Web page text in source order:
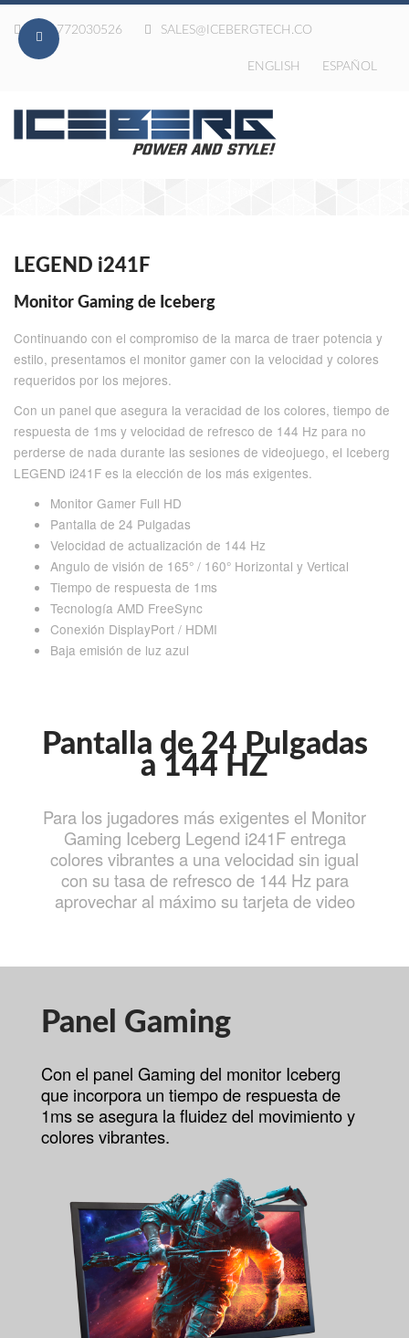
020-772030526 SALES@ICEBERGTECH.CO
ENGLISH ESPAÑOL
LEGEND i241F
Monitor Gaming de Iceberg
Continuando con el compromiso de la marca de traer potencia y
estilo, presentamos el monitor gamer con la velocidad y colores
requeridos por los mejores.
Con un panel que asegura la veracidad de los colores, tiempo de
respuesta de 1ms y velocidad de refresco de 144 Hz para no
perderse de nada durante las sesiones de videojuego, el Iceberg
LEGEND i241F es la elección de los más exigentes.
Monitor Gamer Full HD
Pantalla de 24 Pulgadas
Velocidad de actualización de 144 Hz
Angulo de visión de 165° / 160° Horizontal y Vertical
Tiempo de respuesta de 1ms
Tecnología AMD FreeSync
Conexión DisplayPort / HDMI
Baja emisión de luz azul
Pantalla de 24 Pulgadas
a 144 HZ
Para los jugadores más exigentes el Monitor
Gaming Iceberg Legend i241F entrega
colores vibrantes a una velocidad sin igual
con su tasa de refresco de 144 Hz para
aprovechar al máximo su tarjeta de video
Panel Gaming
Con el panel Gaming del monitor Iceberg
que incorpora un tiempo de respuesta de
1ms se asegura la fluidez del movimiento y
colores vibrantes.